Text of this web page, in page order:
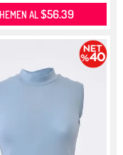
HEMEN AL$56.39